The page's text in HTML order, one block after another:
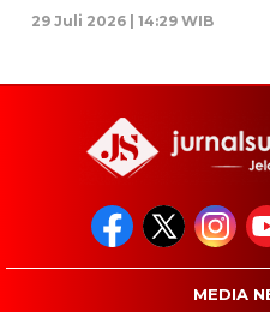
29 Juli 2026 | 14:29 WIB
MEDIA